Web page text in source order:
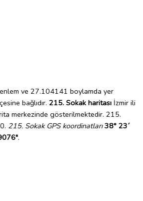
ve 27.104141 boylamda yer
bağlıdır. 215. Sokak haritası İzmir ili
merkezinde gösterilmektedir. 215.
215. Sokak GPS koordinatları 38° 23´
.